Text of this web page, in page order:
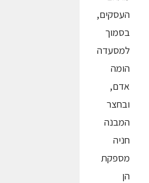
העסקים,
בסמוך
למסעדה
הומה
אדם,
ובחצר
המבנה
חניה
מספקת
הן